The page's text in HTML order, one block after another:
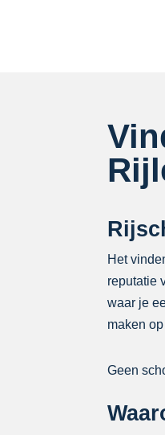
Het
reputatie
waar je
maken
Geen